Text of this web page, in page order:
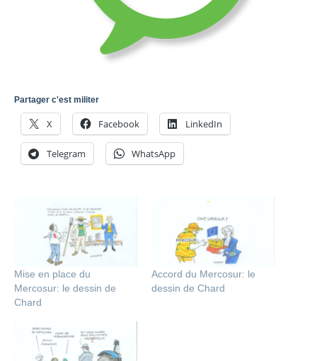
Partager c'est militer
X Facebook LinkedIn
Telegram WhatsApp
Mise en place du
Mercosur: le dessin de
Chard
Accord du Mercosur: le
dessin de Chard